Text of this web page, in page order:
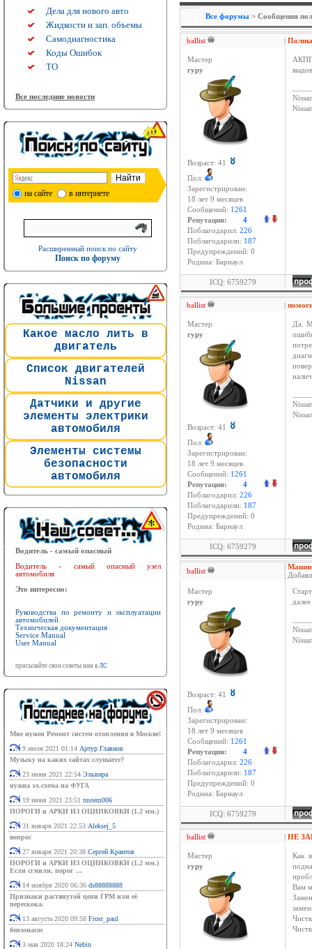
Дела для нового авто
Жидкости и зап. объемы
Самодиагностика
Коды Ошибок
ТО
Все последние новости
на сайте в интернете
Расширенный поиск по сайту
Поиск по форуму
Какое масло лить в
двигатель
Список двигателей
Nissan
Датчики и другие
элементы электрики
автомобиля
Элементы системы
безопасности
автомобиля
Водитель - самый опасный
Водитель - самый опасный узел
автомобиля
Это интересно:
Руководства по ремонту и эксплуатации
автомобилей
Техническая документация
Service Manual
User Manual
присылайте свои советы нам в ЛС
Мне нужен Ремонт систем отопления в Москве!
9 июля 2021 01:14 Артур Главнов
Музыку на каких сайтах слушаете?
23 июня 2021 22:54 Эльвира
нужна эл.схема на ФУГА
19 июня 2021 23:51 rustem006
ПОРОГИ и АРКИ ИЗ ОЦИНКОВКИ (1.2 мм.)
31 января 2021 22:53 Aleksej_5
вопрос
27 января 2021 20:38 Сергей Крантов
ПОРОГИ и АРКИ ИЗ ОЦИНКОВКИ (1.2 мм.)
Если сгнили, порог ...
14 ноября 2020 06:36 ds88888888
Признаки растянутой цепи ГРМ или её
перескока.
13 августа 2020 09:58 Frost_paul
бензонасос
3 мая 2020 18:24 Nebin
Все форумы > Сообщения
ballist |
Мастер
гуру
Возраст: 41
Пол:
Зарегистрирован:
18 лет 9 месяцев
Сообщений: 1261
Репутация: 4
Поблагодарил: 226
Поблагодарили: 187
Предупреждений: 0
Родина: Барнаул
АКПП
ICQ: 6759279
ballist |
Мастер
гуру
Возраст: 41
Пол:
Зарегистрирован:
18 лет 9 месяцев
Сообщений: 1261
Репутация: 4
Поблагодарил: 226
Поблагодарили: 187
Предупреждений: 0
Родина: Барнаул
Да.
ICQ: 6759279
ballist |
|
Мастер
гуру
Возраст: 41
Пол:
Зарегистрирован:
18 лет 9 месяцев
Сообщений: 1261
Репутация: 4
Поблагодарил: 226
Поблагодарили: 187
Предупреждений: 0
Родина: Барнаул
ICQ: 6759279
ballist | НЕ
Мастер
гуру
Как
Вам